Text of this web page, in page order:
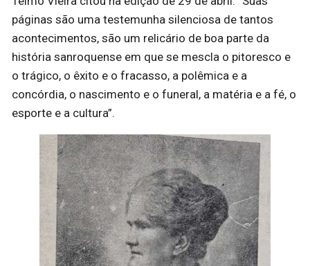
páginas são uma testemunha silenciosa de tantos
acontecimentos, são um relicário de boa parte da
história sanroquense em que se mescla o pitoresco e
o trágico, o êxito e o fracasso, a polêmica e a
concórdia, o nascimento e o funeral, a matéria e a fé, o
esporte e a cultura”.